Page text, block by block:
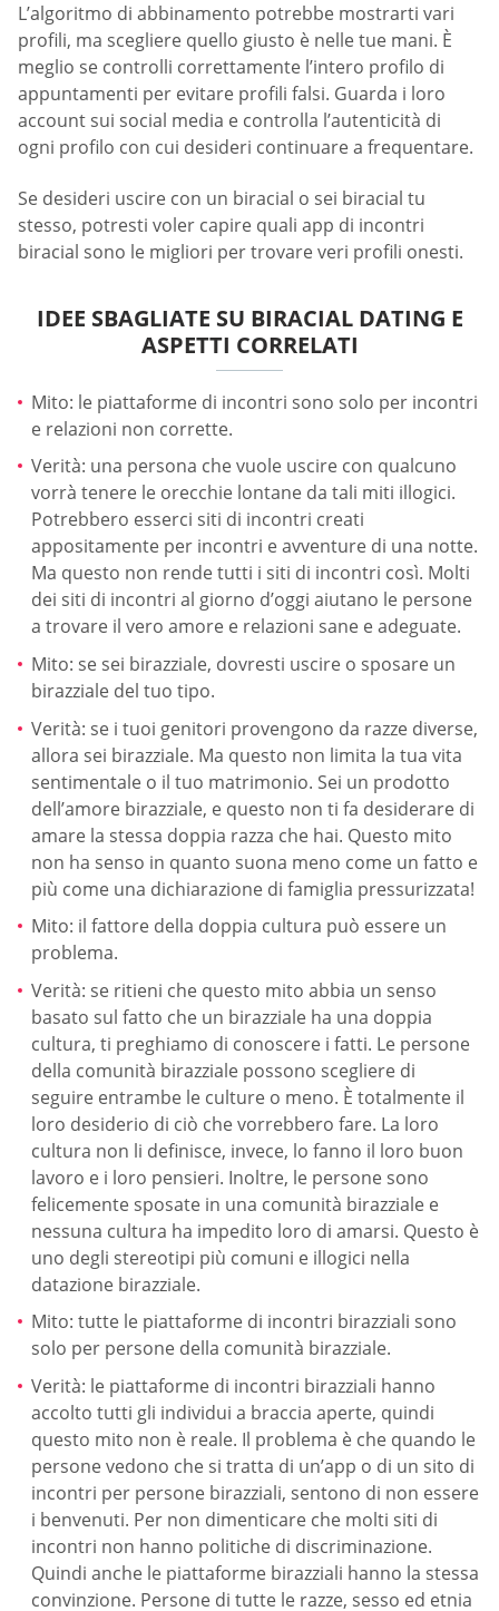
L’algoritmo di abbinamento potrebbe mostrarti vari
profili, ma scegliere quello giusto è nelle tue mani. È
meglio se controlli correttamente l’intero profilo di
appuntamenti per evitare profili falsi. Guarda i loro
account sui social media e controlla l’autenticità di
ogni profilo con cui desideri continuare a frequentare.
Se desideri uscire con un biracial o sei biracial tu
stesso, potresti voler capire quali app di incontri
biracial sono le migliori per trovare veri profili onesti.
IDEE SBAGLIATE SU BIRACIAL DATING E
ASPETTI CORRELATI
Mito: le piattaforme di incontri sono solo per incontri
e relazioni non corrette.
Verità: una persona che vuole uscire con qualcuno
vorrà tenere le orecchie lontane da tali miti illogici.
Potrebbero esserci siti di incontri creati
appositamente per incontri e avventure di una notte.
Ma questo non rende tutti i siti di incontri così. Molti
dei siti di incontri al giorno d’oggi aiutano le persone
a trovare il vero amore e relazioni sane e adeguate.
Mito: se sei birazziale, dovresti uscire o sposare un
birazziale del tuo tipo.
Verità: se i tuoi genitori provengono da razze diverse,
allora sei birazziale. Ma questo non limita la tua vita
sentimentale o il tuo matrimonio. Sei un prodotto
dell’amore birazziale, e questo non ti fa desiderare di
amare la stessa doppia razza che hai. Questo mito
non ha senso in quanto suona meno come un fatto e
più come una dichiarazione di famiglia pressurizzata!
Mito: il fattore della doppia cultura può essere un
problema.
Verità: se ritieni che questo mito abbia un senso
basato sul fatto che un birazziale ha una doppia
cultura, ti preghiamo di conoscere i fatti. Le persone
della comunità birazziale possono scegliere di
seguire entrambe le culture o meno. È totalmente il
loro desiderio di ciò che vorrebbero fare. La loro
cultura non li definisce, invece, lo fanno il loro buon
lavoro e i loro pensieri. Inoltre, le persone sono
felicemente sposate in una comunità birazziale e
nessuna cultura ha impedito loro di amarsi. Questo è
uno degli stereotipi più comuni e illogici nella
datazione birazziale.
Mito: tutte le piattaforme di incontri birazziali sono
solo per persone della comunità birazziale.
Verità: le piattaforme di incontri birazziali hanno
accolto tutti gli individui a braccia aperte, quindi
questo mito non è reale. Il problema è che quando le
persone vedono che si tratta di un’app o di un sito di
incontri per persone birazziali, sentono di non essere
i benvenuti. Per non dimenticare che molti siti di
incontri non hanno politiche di discriminazione.
Quindi anche le piattaforme birazziali hanno la stessa
convinzione. Persone di tutte le razze, sesso ed etnia